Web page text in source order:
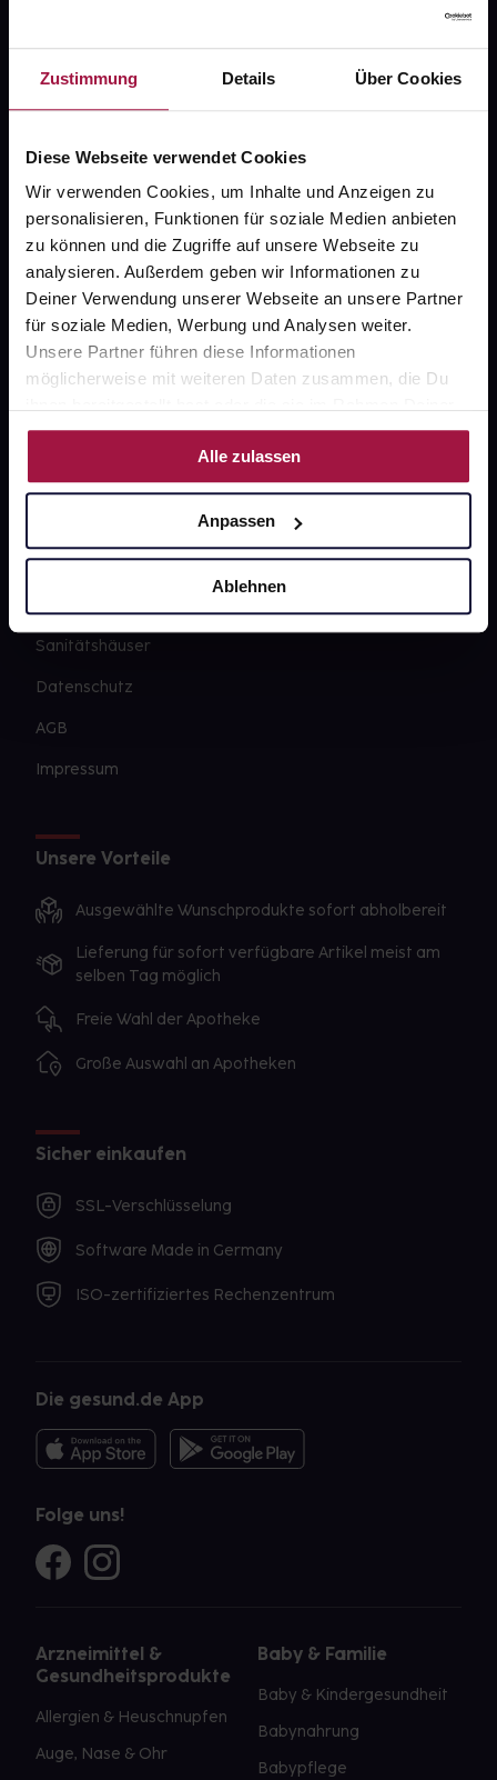
Zustimmung Details Über Cookies
Diese Webseite verwendet Cookies
Wir verwenden Cookies, um Inhalte und Anzeigen zu
personalisieren, Funktionen für soziale Medien anbieten
zu können und die Zugriffe auf unsere Webseite zu
analysieren. Außerdem geben wir Informationen zu
Deiner Verwendung unserer Webseite an unsere Partner
für soziale Medien, Werbung und Analysen weiter.
Unsere Partner führen diese Informationen
möglicherweise mit weiteren Daten zusammen, die Du
Nutzung der Dienste gesammelt haben.
Alle zulassen
Anpassen
Ablehnen
Fragen zu Deiner Bestellung?
Widerrufsformular
gesund.de
Newsletter
Barrierefreiheitserklärung
PAYBACK
Sanitätshäuser
Datenschutz
AGB
Impressum
Unsere Vorteile
Ausgewählte Wunschprodukte sofort abholbereit
Lieferung für sofort verfügbare Artikel meist am
selben Tag möglich
Freie Wahl der Apotheke
Große Auswahl an Apotheken
Sicher einkaufen
SSL-Verschlüsselung
Software Made in Germany
ISO-zertifiziertes Rechenzentrum
Die gesund.de App
Folge uns!
Arzneimittel &
Gesundheitsprodukte
Allergien & Heuschnupfen
Auge, Nase & Ohr
Baby & Familie
Baby & Kindergesundheit
Babynahrung
Babypflege